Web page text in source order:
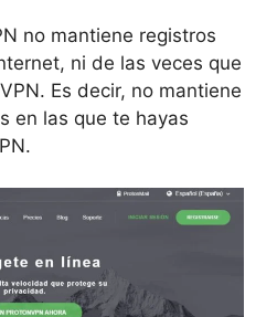
no mantiene registros
ni de las veces que
Es decir, no mantiene
en las que te hayas